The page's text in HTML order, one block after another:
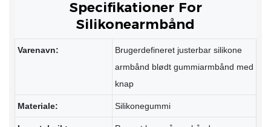
Specifikationer For
Silikonearmbånd
Varenavn:
Brugerdefineret justerbar silikone
armbånd blødt gummiarmbånd med
knap
Materiale: Silikonegummi